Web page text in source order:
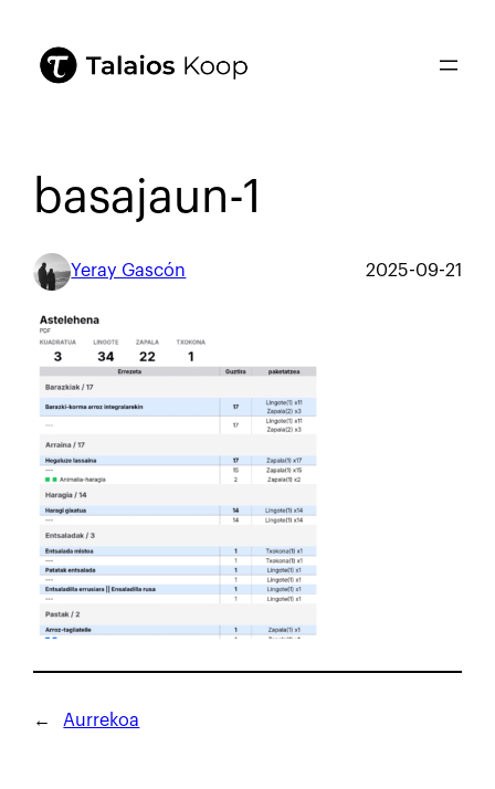
basajaun-1
Yeray Gascón 2025-09-21
← Aurrekoa